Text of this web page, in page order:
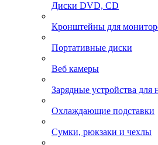
Диски DVD, CD
Кронштейны для
Портативные диски
Веб камеры
Зарядные устройства для
Охлаждающие подставки
Сумки, рюкзаки и чехлы